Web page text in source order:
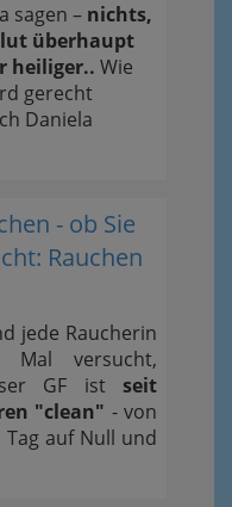
sagen – nichts,
überhaupt
heiliger.. Wie
gerecht
Daniela
- ob Sie
Rauchen
jede Raucherin
versucht,
GF ist seit
"clean" - von
auf Null und